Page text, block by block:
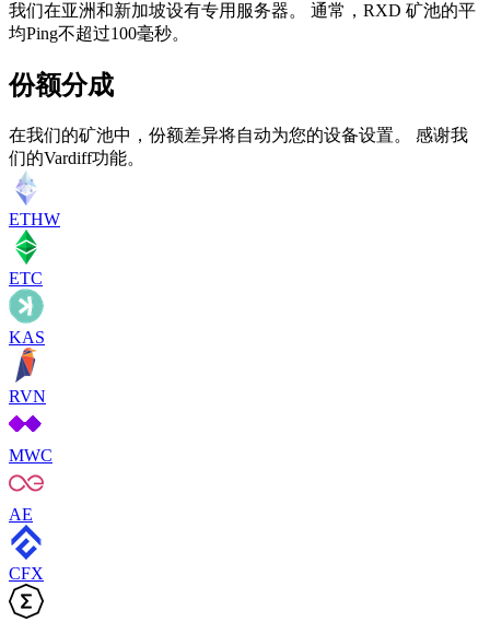
我们在亚洲和新加坡设有专用服务器。 通常，RXD 矿池的平
均Ping不超过100毫秒。
份额分成
在我们的矿池中，份额差异将自动为您的设备设置。 感谢我
们的Vardiff功能。
ETHW
ETC
KAS
RVN
MWC
AE
CFX